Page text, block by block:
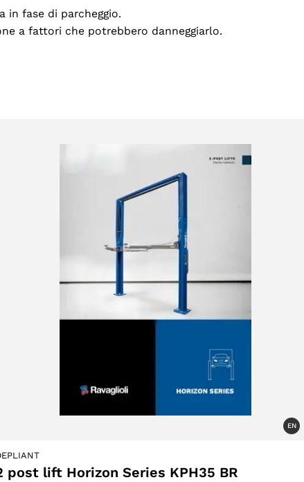
in fase di parcheggio.
a fattori che potrebbero danneggiarlo.
EN
post lift Horizon Series KPH35 BR